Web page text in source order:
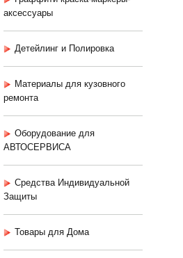
аксессуары
Детейлинг и Полировка
Материалы для кузовного
ремонта
Оборудование для
АВТОСЕРВИСА
Средства Индивидуальной
Защиты
Товары для Дома